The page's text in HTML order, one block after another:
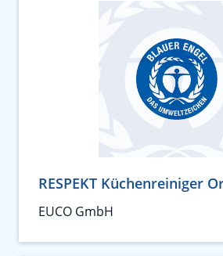
RESPEKT Küchenreiniger
EUCO GmbH